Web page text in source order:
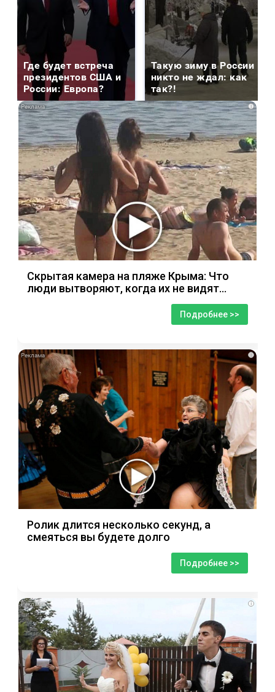
Где будет встреча
президентов США и
России: Европа?
Такую зиму в России
никто не ждал: как
так?!
i
Скрытая камера на пляже Крыма: Что
люди вытворяют, когда их не видят...
Подробнее >>
i
Ролик длится несколько секунд, а
смеяться вы будете долго
Подробнее >>
i